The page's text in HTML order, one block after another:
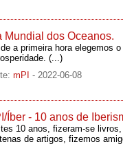
Mundial dos Oceanos.
a primeira hora elegemos
(...)
mPI - 2022-06-08
Íber - 10 anos de
10 anos, fizeram-se
de artigos, fizemos